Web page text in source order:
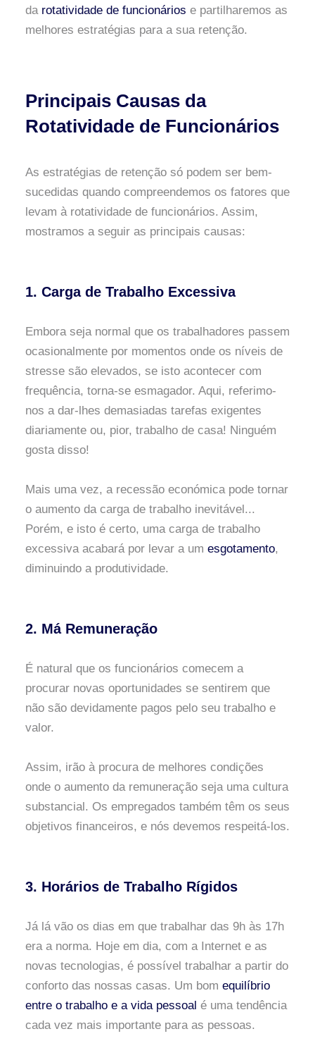
da rotatividade de funcionários e partilharemos as
melhores estratégias para a sua retenção.
Principais Causas da
Rotatividade de Funcionários
As estratégias de retenção só podem ser bem-
sucedidas quando compreendemos os fatores que
levam à rotatividade de funcionários. Assim,
mostramos a seguir as principais causas:
1. Carga de Trabalho Excessiva
Embora seja normal que os trabalhadores passem
ocasionalmente por momentos onde os níveis de
stresse são elevados, se isto acontecer com
frequência, torna-se esmagador. Aqui, referimo-
nos a dar-lhes demasiadas tarefas exigentes
diariamente ou, pior, trabalho de casa! Ninguém
gosta disso!
Mais uma vez, a recessão económica pode tornar
o aumento da carga de trabalho inevitável...
Porém, e isto é certo, uma carga de trabalho
excessiva acabará por levar a um esgotamento,
diminuindo a produtividade.
2. Má Remuneração
É natural que os funcionários comecem a
procurar novas oportunidades se sentirem que
não são devidamente pagos pelo seu trabalho e
valor.
Assim, irão à procura de melhores condições
onde o aumento da remuneração seja uma cultura
substancial. Os empregados também têm os seus
objetivos financeiros, e nós devemos respeitá-los.
3. Horários de Trabalho Rígidos
Já lá vão os dias em que trabalhar das 9h às 17h
era a norma. Hoje em dia, com a Internet e as
novas tecnologias, é possível trabalhar a partir do
conforto das nossas casas. Um bom equilíbrio
entre o trabalho e a vida pessoal é uma tendência
cada vez mais importante para as pessoas.